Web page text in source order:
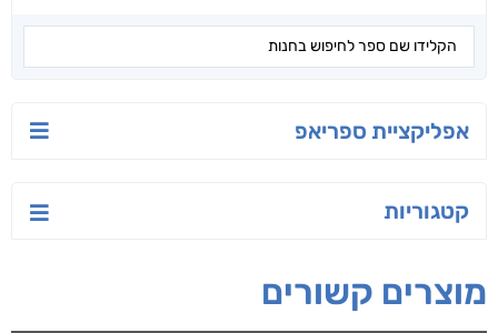
אפליקציית ספריאפ
קטגוריות
מוצרים קשורים